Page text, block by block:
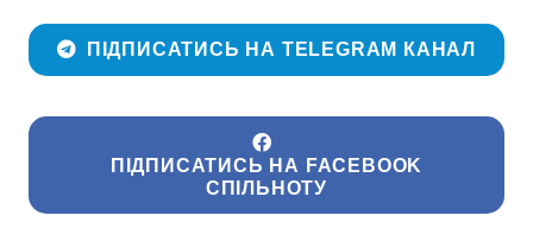
ПІДПИСАТИСЬ НА TELEGRAM КАНАЛ
ПІДПИСАТИСЬ НА FACEBOOK
СПІЛЬНОТУ